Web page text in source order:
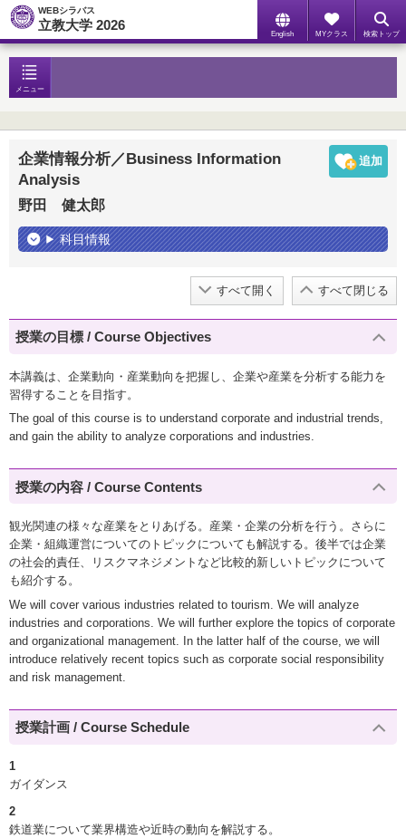
WEBシラバス
立教大学 2026
English MYクラス 検索トップ
メニュー
企業情報分析／Business Information
Analysis
野田 健太郎
科目情報
すべて開く すべて閉じる
授業の目標 / Course Objectives
本講義は、企業動向・産業動向を把握し、企業や産業を分析する能力を
習得することを目指す。
The goal of this course is to understand corporate and industrial trends,
and gain the ability to analyze corporations and industries.
授業の内容 / Course Contents
観光関連の様々な産業をとりあげる。産業・企業の分析を行う。さらに
企業・組織運営についてのトピックについても解説する。後半では企業
の社会的責任、リスクマネジメントなど比較的新しいトピックについて
も紹介する。
We will cover various industries related to tourism. We will analyze
industries and corporations. We will further explore the topics of corporate
and organizational management. In the latter half of the course, we will
introduce relatively recent topics such as corporate social responsibility
and risk management.
授業計画 / Course Schedule
1
ガイダンス
2
鉄道業について業界構造や近時の動向を解説する。